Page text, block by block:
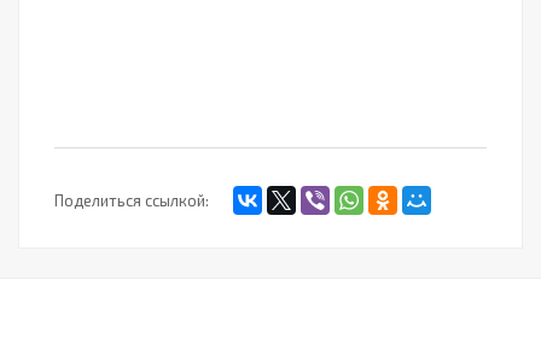
Поделиться ссылкой: